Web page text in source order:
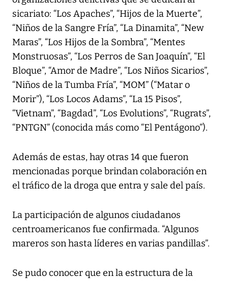
sicariato: “Los Apaches”, “Hijos de la Muerte”,
“Niños de la Sangre Fría”, “La Dinamita”, “New
Maras”, “Los Hijos de la Sombra”, “Mentes
Monstruosas”, “Los Perros de San Joaquín”, “El
Bloque”, “Amor de Madre”, “Los Niños Sicarios”,
“Niños de la Tumba Fría”, “MOM” (“Matar o
Morir”), “Los Locos Adams”, “La 15 Pisos”,
“Vietnam”, “Bagdad”, “Los Evolutions”, “Rugrats”,
“PNTGN” (conocida más como “El Pentágono”).
Además de estas, hay otras 14 que fueron
mencionadas porque brindan colaboración en
el tráfico de la droga que entra y sale del país.
La participación de algunos ciudadanos
centroamericanos fue confirmada. “Algunos
mareros son hasta líderes en varias pandillas”.
Se pudo conocer que en la estructura de la